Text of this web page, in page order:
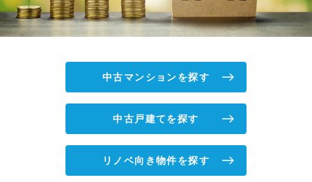
中古マンションを探す
中古戸建てを探す
リノベ向き物件を探す